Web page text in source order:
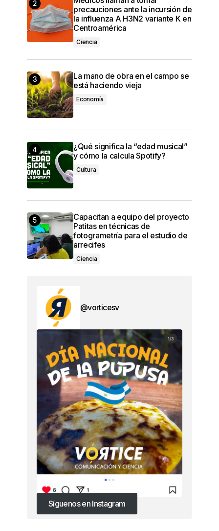
precauciones ante la incursión de
la influenza A H3N2 variante K en
Centroamérica
Ciencia
La mano de obra en el campo se
está haciendo vieja
Economía
¿Qué significa la “edad musical”
y cómo la calcula Spotify?
Cultura
Capacitan a equipo del proyecto
Patitas en técnicas de
fotogrametría para el estudio de
arrecifes
Ciencia
@vorticesv
Síguenos en Instagram